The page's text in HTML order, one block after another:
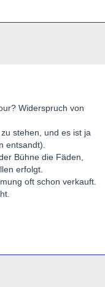
Widerspruch von
stehen, und es ist ja
entsandt).
Bühne die Fäden,
erfolgt.
oft schon verkauft.